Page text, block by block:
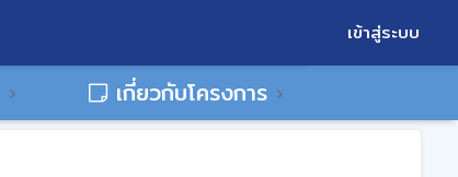
เข้าสู่ระบบ
เกี่ยวกับโครงการ